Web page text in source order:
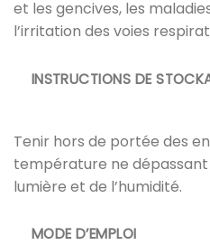
et les gencives, les
l’irritation des voies
INSTRUCTIONS DE
Tenir hors de portée des
température ne dépassant
lumière et de l’humidité.
MODE D’EMPLOI